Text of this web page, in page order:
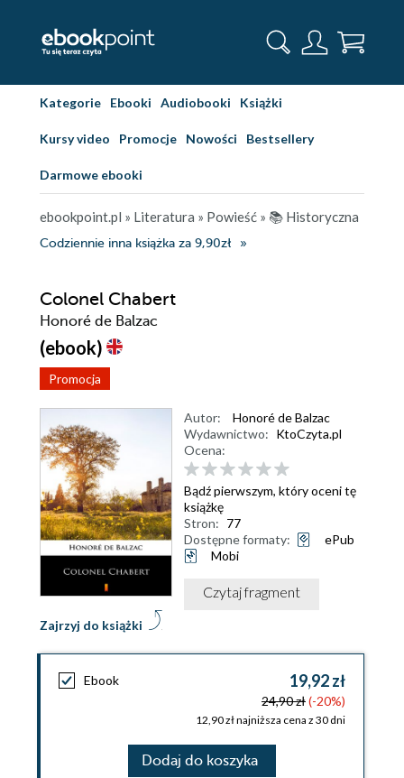
Kategorie Ebooki Audiobooki Książki
Kursy video Promocje Nowości Bestsellery
Darmowe ebooki
ebookpoint.pl » Literatura » Powieść » 📚 Historyczna
Codziennie inna książka za 9,90zł
Colonel Chabert
Honoré de Balzac
(ebook)
Promocja
Zajrzyj do książki
Autor:
Honoré de Balzac
Wydawnictwo: KtoCzyta.pl
Ocena:
Bądź pierwszym, który oceni tę
książkę
Stron: 77
Dostępne formaty:
ePub
Mobi
Czytaj fragment
Ebook 19,92 zł
24,90 zł(-20%)
12,90 zł najniższa cena z 30 dni
Dodaj do koszyka